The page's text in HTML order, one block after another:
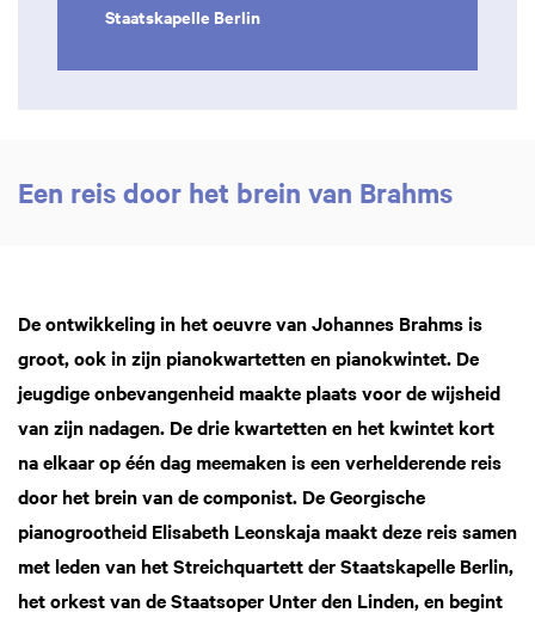
Staatskapelle Berlin
Een reis door het brein van Brahms
De ontwikkeling in het oeuvre van Johannes Brahms is
groot, ook in zijn pianokwartetten en pianokwintet. De
jeugdige onbevangenheid maakte plaats voor de wijsheid
van zijn nadagen. De drie kwartetten en het kwintet kort
na elkaar op één dag meemaken is een verhelderende reis
door het brein van de componist. De Georgische
pianogrootheid Elisabeth Leonskaja maakt deze reis samen
met leden van het Streichquartett der Staatskapelle Berlin,
het orkest van de Staatsoper Unter den Linden, en begint